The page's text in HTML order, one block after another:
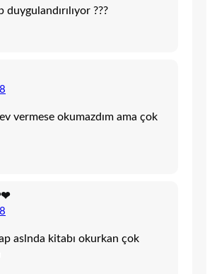
???
vermese okumazdım ama çok
aslnda kitabı okurkan çok